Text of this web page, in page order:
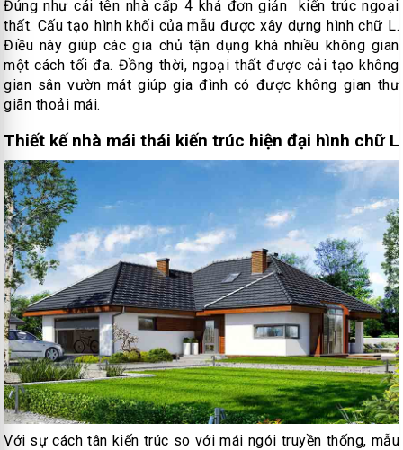
Đúng như cái tên nhà cấp 4 khá đơn giản kiến trúc ngoại
thất. Cấu tạo hình khối của mẫu được xây dựng hình chữ L.
Điều này giúp các gia chủ tận dụng khá nhiều không gian
một cách tối đa. Đồng thời, ngoại thất được cải tạo không
gian sân vườn mát giúp gia đình có được không gian thư
giãn thoải mái.
Thiết kế nhà mái thái kiến trúc hiện đại hình chữ L
Với sự cách tân kiến trúc so với mái ngói truyền thống, mẫu